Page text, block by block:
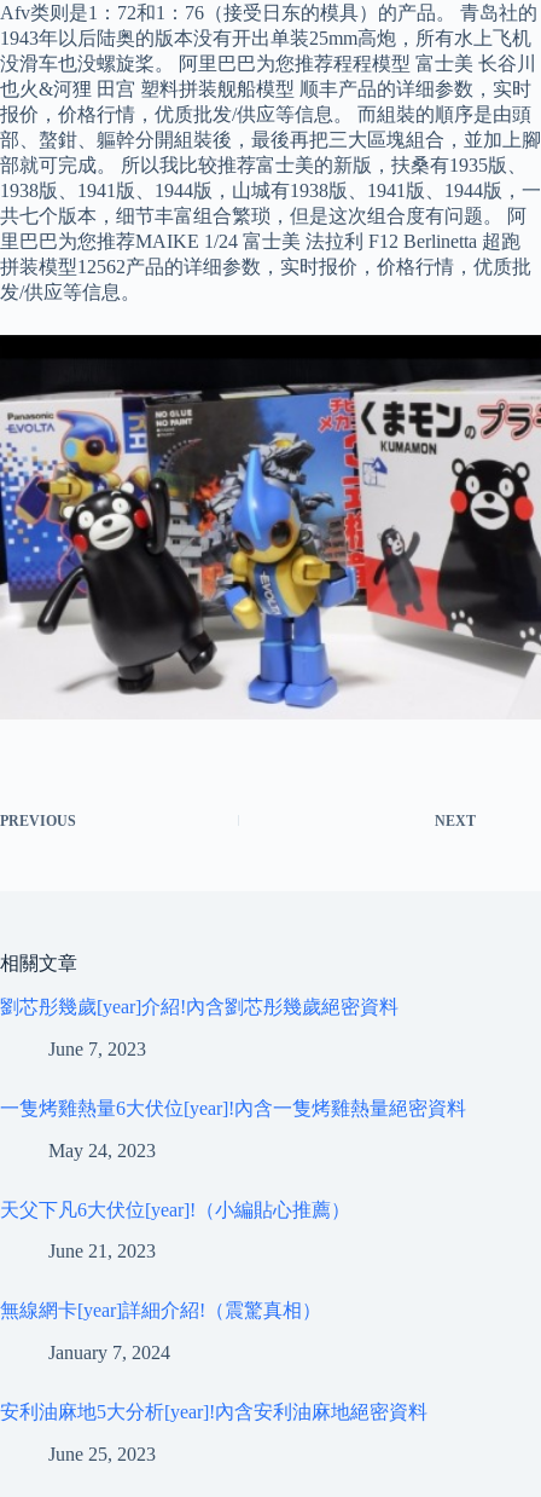
Afv类则是1：72和1：76（接受日东的模具）的产品。 青岛社的
1943年以后陆奥的版本没有开出单装25mm高炮，所有水上飞机
没滑车也没螺旋桨。 阿里巴巴为您推荐程程模型 富士美 长谷川
也火&河狸 田宫 塑料拼装舰船模型 顺丰产品的详细参数，实时
报价，价格行情，优质批发/供应等信息。 而組裝的順序是由頭
部、螯鉗、軀幹分開組裝後，最後再把三大區塊組合，並加上腳
部就可完成。 所以我比较推荐富士美的新版，扶桑有1935版、
1938版、1941版、1944版，山城有1938版、1941版、1944版，一
共七个版本，细节丰富组合繁琐，但是这次组合度有问题。 阿
里巴巴为您推荐MAIKE 1/24 富士美 法拉利 F12 Berlinetta 超跑
拼装模型12562产品的详细参数，实时报价，价格行情，优质批
发/供应等信息。
PREVIOUS NEXT
相關文章
劉芯彤幾歲[year]介紹!內含劉芯彤幾歲絕密資料
June 7, 2023
一隻烤雞熱量6大伏位[year]!內含一隻烤雞熱量絕密資料
May 24, 2023
天父下凡6大伏位[year]!（小編貼心推薦）
June 21, 2023
無線網卡[year]詳細介紹!（震驚真相）
January 7, 2024
安利油麻地5大分析[year]!內含安利油麻地絕密資料
June 25, 2023